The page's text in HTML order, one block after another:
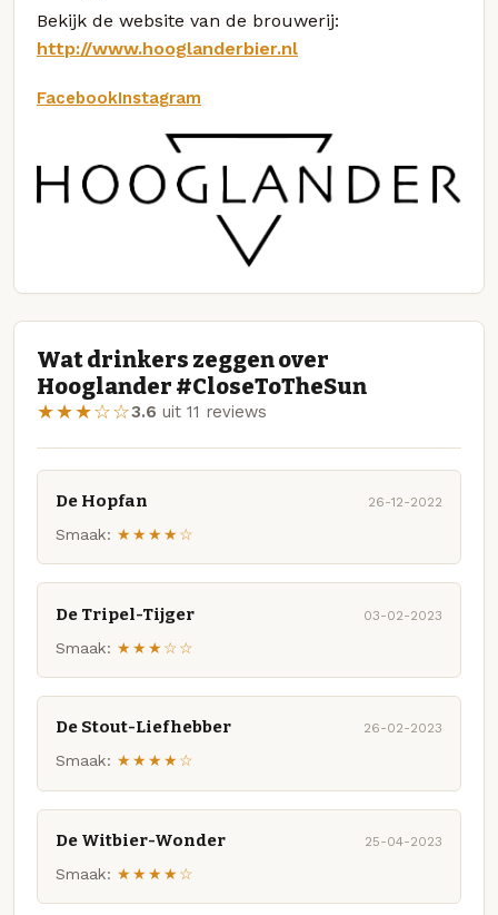
Bekijk de website van de brouwerij:
http://www.hooglanderbier.nl
FacebookInstagram
Wat drinkers zeggen over
Hooglander #CloseToTheSun
★★★☆☆3.6 uit 11 reviews
De Hopfan 26-12-2022
Smaak: ★★★★☆
De Tripel-Tijger 03-02-2023
Smaak: ★★★☆☆
De Stout-Liefhebber 26-02-2023
Smaak: ★★★★☆
De Witbier-Wonder 25-04-2023
Smaak: ★★★★☆